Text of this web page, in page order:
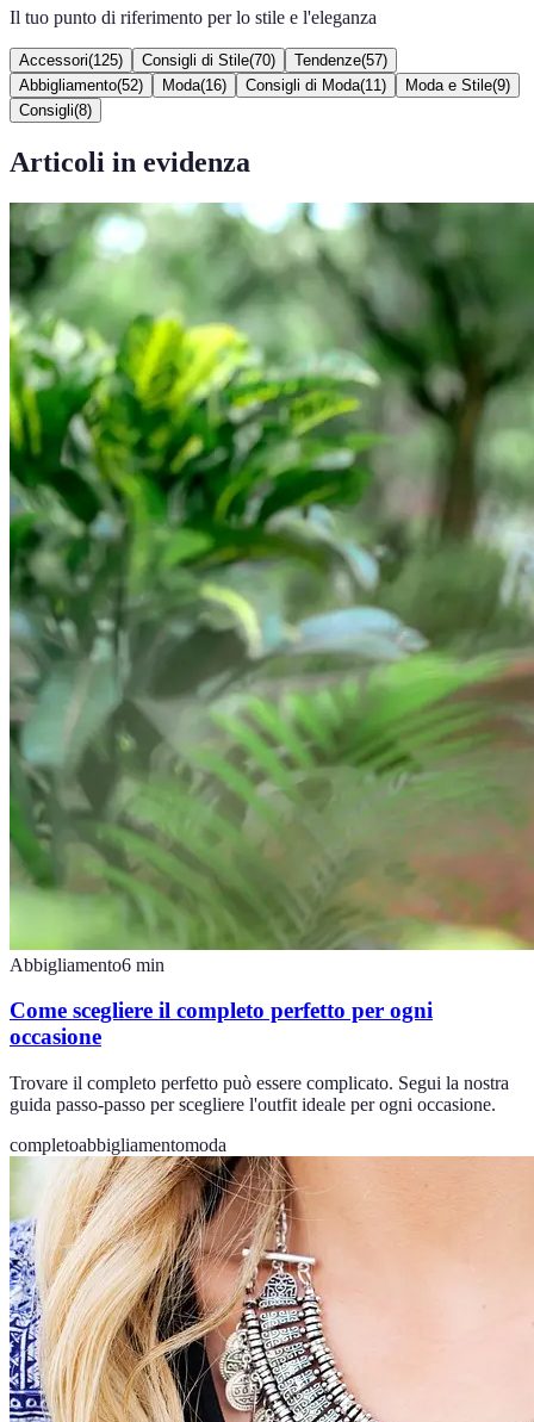
Il tuo punto di riferimento per lo stile e l'eleganza
Accessori(125) Consigli di Stile(70) Tendenze(57)
Abbigliamento(52) Moda(16) Consigli di Moda(11 ) Moda e Stile(9)
Consigli(8)
Articoli in evidenza
Abbigliamento6 min
Come scegliere il completo perfetto per ogni
occasione
Trovare il completo perfetto può essere complicato. Segui la nostra
guida passo-passo per scegliere l'outfit ideale per ogni occasione.
completoabbigliamentomoda